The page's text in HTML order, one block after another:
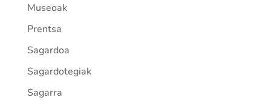
Museoak
Prentsa
Sagardoa
Sagardotegiak
Sagarra